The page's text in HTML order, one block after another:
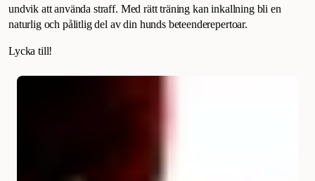
undvik att använda straff. Med rätt träning kan inkallning bli en
naturlig och pålitlig del av din hunds beteenderepertoar.
Lycka till!